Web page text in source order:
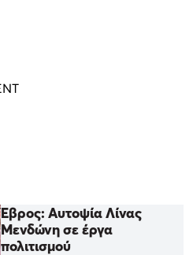
Έβρος: Αυτοψία Λίνας
Μενδώνη σε έργα
πολιτισμού